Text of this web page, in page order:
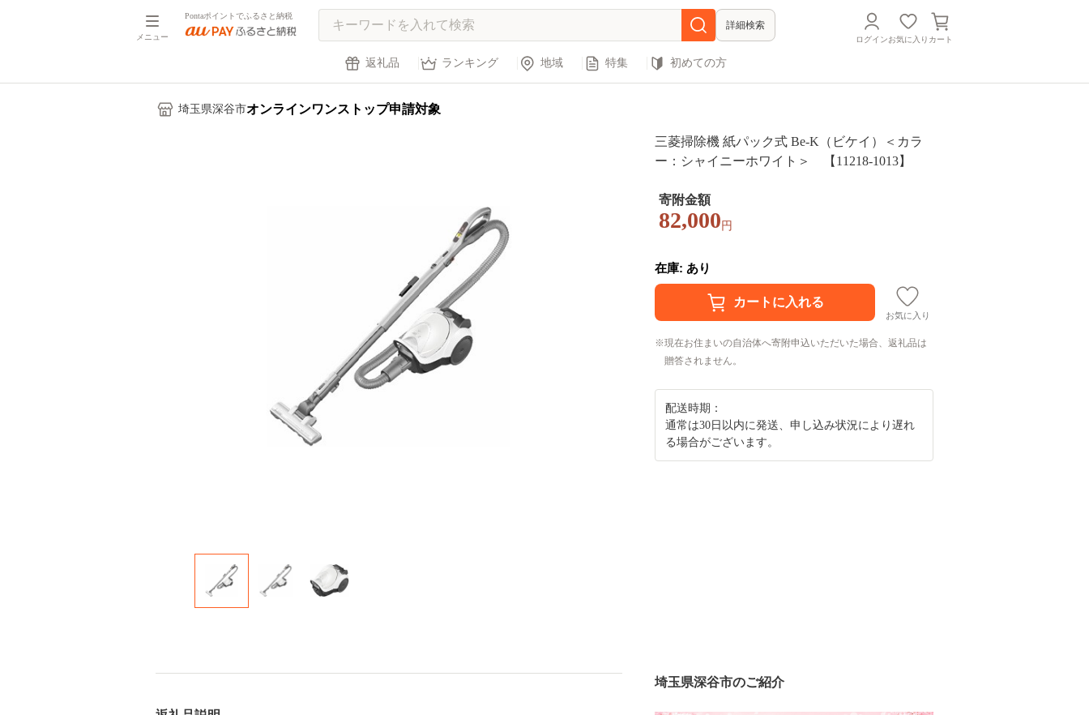
メニュー
Pontaポイントでふるさと納税
詳細検索
ログインお気に入り カート
返礼品 ランキング 地域 特集 初めての方
埼玉県深谷市オンラインワンストップ申請対象
三菱掃除機 紙パック式 Be-K（ビケイ）＜カラ
ー：シャイニーホワイト＞ 【11218-1013】
寄附金額
82,000 円
在庫: あり
お気に入り
現在お住まいの自治体へ寄附申込いただいた場合、返礼品は
贈答されません。
配送時期：
通常は30日以内に発送、申し込み状況により遅れ
る場合がございます。
埼玉県深谷市のご紹介